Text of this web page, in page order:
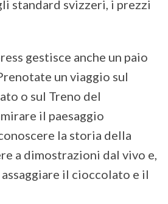
standard svizzeri, i prezzi
gestisce anche un paio
un viaggio sul
o sul Treno del
il paesaggio
la storia della
a dimostrazioni dal vivo e,
il cioccolato e il